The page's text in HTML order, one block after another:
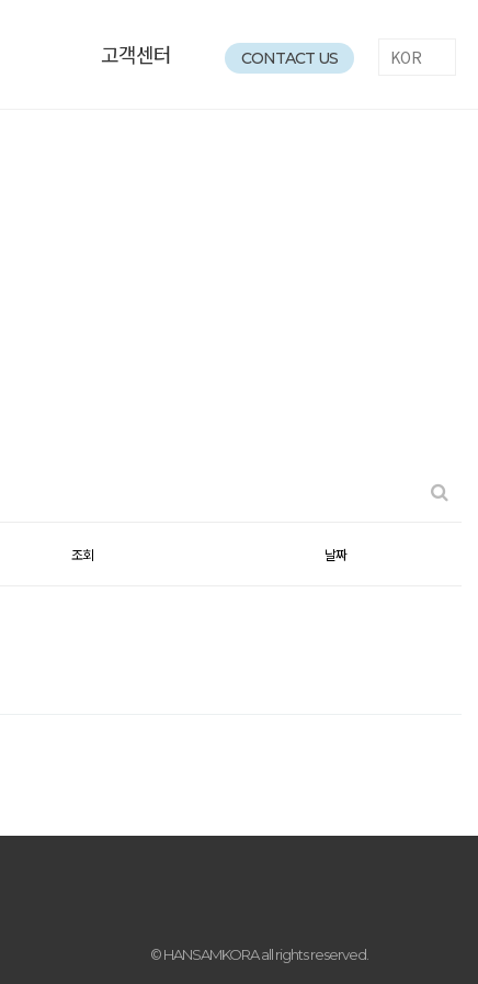
고객센터 CONTACT US
조회 날짜
© HANSAMKORA all rights reserved.